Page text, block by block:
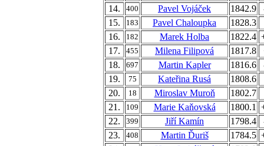
14.
400 Pavel Vojáček 1842.9
15.
183 Pavel Chaloupka
1828.3
16.
182 Marek Holba 1822.4
17.
455 Milena Filipová 1817.8
18.
697 Martin Kapler 1816.6
19.
75 Kateřina Rusá
1808.6
20.
18 Miroslav Muroň
1802.7
21.
109 Marie Kaňovská 1800.1
22.
399 Jiří Kamín 1798.4
23.
408 Martin Ďuriš 1784.5